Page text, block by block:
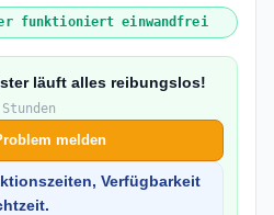
funktioniert einwandfrei
läuft alles reibungslos!
melden
Verfügbarkeit